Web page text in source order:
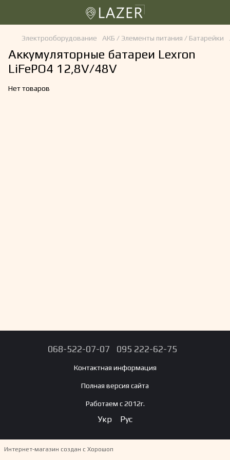
Электрооборудование АКБ / Элементы питания / Батарейки
Аккумуляторные батареи Lexron
LiFePO4 12,8V/48V
Нет товаров
068-522-07-07 095 222-62-75
Контактная информация
Полная версия сайта
Работаем с 2012г.
Укр Рус
Интернет-магазин создан с Хорошоп